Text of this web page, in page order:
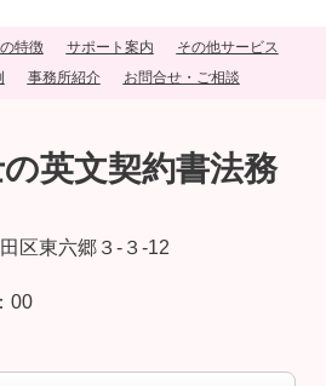
特徴 サポート案内
その他サービス
事務所紹介 お問合せ・ご相談
英文契約書法務
区東六郷３-３-12
00